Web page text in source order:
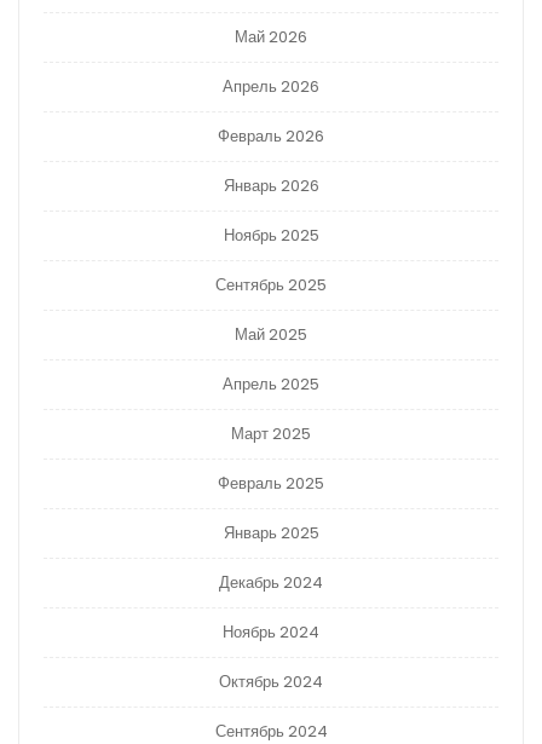
Май 2026
Апрель 2026
Февраль 2026
Январь 2026
Ноябрь 2025
Сентябрь 2025
Май 2025
Апрель 2025
Март 2025
Февраль 2025
Январь 2025
Декабрь 2024
Ноябрь 2024
Октябрь 2024
Сентябрь 2024